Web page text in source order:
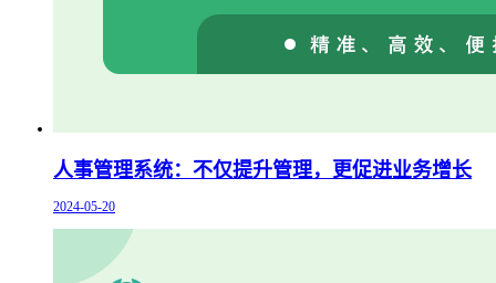
人事管理系统：不仅提升管理，更促进业务增长
2024-05-20